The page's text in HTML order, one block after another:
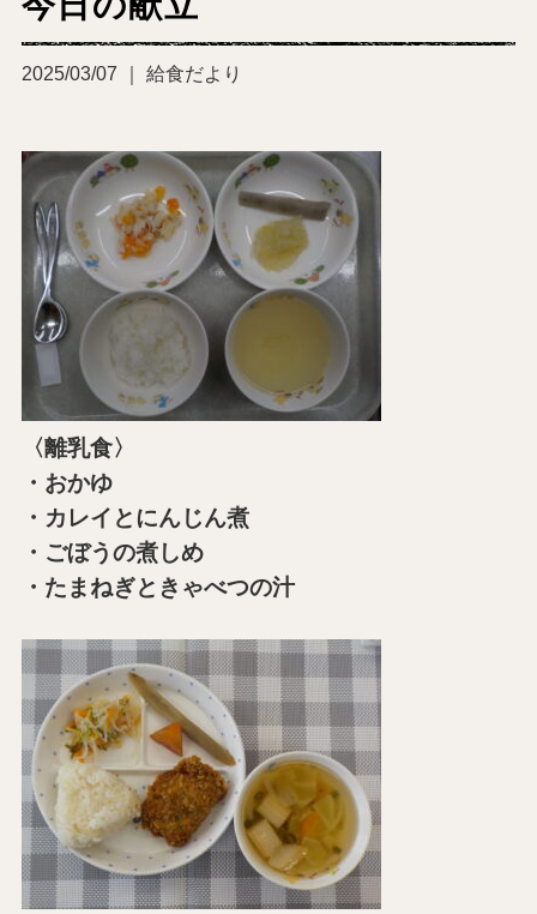
2025/03/07 ｜ 給食だより
〈離乳食〉
・おかゆ
・カレイとにんじん煮
・ごぼうの煮しめ
・たまねぎときゃべつの汁